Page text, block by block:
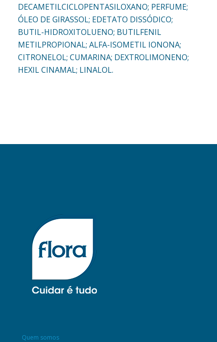
DECAMETILCICLOPENTASILOXANO; PERFUME;
ÓLEO DE GIRASSOL; EDETATO DISSÓDICO;
BUTIL-HIDROXITOLUENO; BUTILFENIL
METILPROPIONAL; ALFA-ISOMETIL IONONA;
CITRONELOL; CUMARINA; DEXTROLIMONENO;
HEXIL CINAMAL; LINALOL.
Quem somos